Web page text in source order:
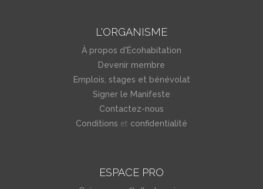
L'ORGANISME
À propos d'Écohabitation
Devenir membre
Emplois, stages et bénévolat
Signer le Manifeste
Contactez-nous
Conditions et confidentialité
ESPACE PRO